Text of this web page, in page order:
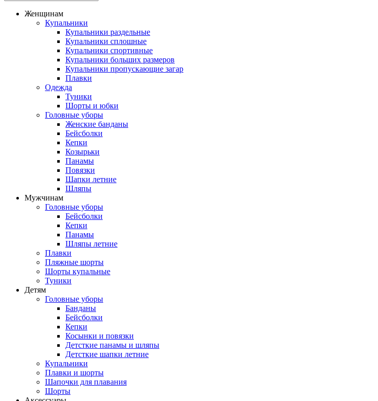
Женщинам
Купальники
Купальники раздельные
Купальники сплошные
Купальники спортивные
Купальники больших размеров
Купальники пропускающие загар
Плавки
Одежда
Туники
Шорты и юбки
Головные уборы
Женские банданы
Бейсболки
Кепки
Козырьки
Панамы
Повязки
Шапки летние
Шляпы
Мужчинам
Головные уборы
Бейсболки
Кепки
Панамы
Шляпы летние
Плавки
Пляжные шорты
Шорты купальные
Туники
Детям
Головные уборы
Банданы
Бейсболки
Кепки
Косынки и повязки
Детсткие панамы и шляпы
Детсткие шапки летние
Купальники
Плавки и шорты
Шапочки для плавания
Шорты